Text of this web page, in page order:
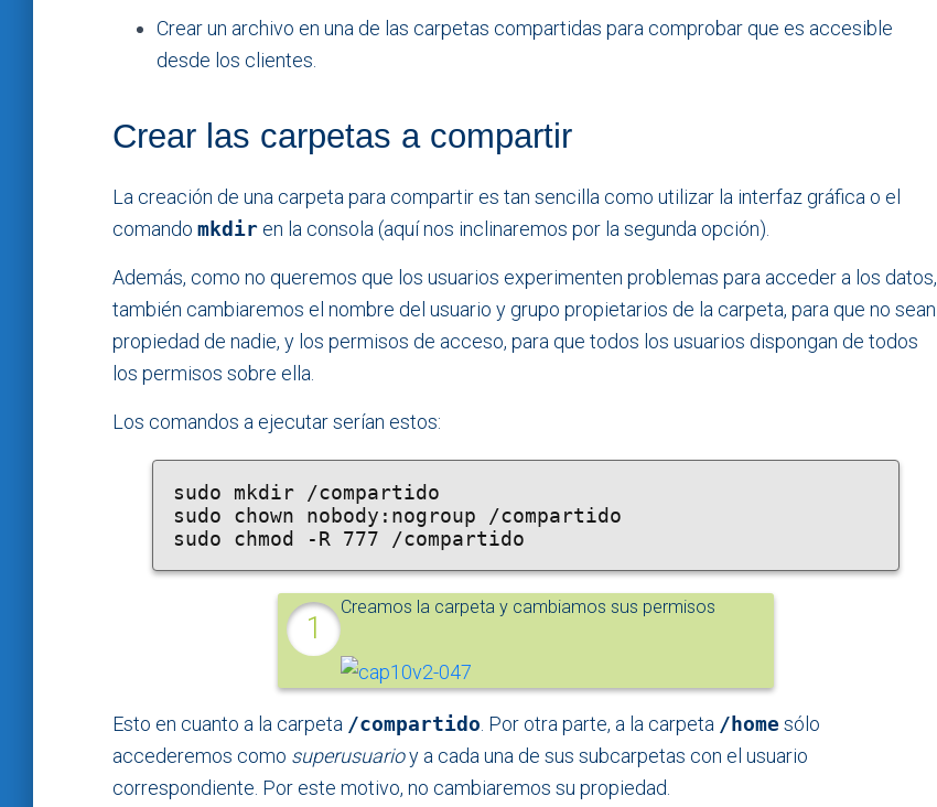
Crear un archivo en una de las carpetas compartidas para comprobar que es accesible
desde los clientes.
Crear las carpetas a compartir
La creación de una carpeta para compartir es tan sencilla como utilizar la interfaz gráfica o el
comando mkdir en la consola (aquí nos inclinaremos por la segunda opción).
Además, como no queremos que los usuarios experimenten problemas para acceder a los datos,
también cambiaremos el nombre del usuario y grupo propietarios de la carpeta, para que no sean
propiedad de nadie, y los permisos de acceso, para que todos los usuarios dispongan de todos
los permisos sobre ella.
Los comandos a ejecutar serían estos:
sudo mkdir /compartido
sudo chown nobody:nogroup /compartido
sudo chmod -R 777 /compartido
Creamos la carpeta y cambiamos sus permisos
Esto en cuanto a la carpeta /compartido. Por otra parte, a la carpeta /homesólo
accederemos como superusuarioy a cada una de sus subcarpetas con el usuario
correspondiente. Por este motivo, no cambiaremos su propiedad.